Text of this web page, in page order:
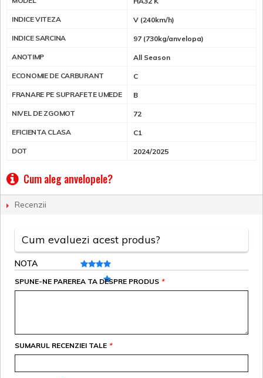
INDICE VITEZA V (240km/h)
INDICE SARCINA 97 (730kg/anvelopa)
ANOTIMP All Season
ECONOMIE DE CARBURANT C
FRANARE PE SUPRAFETE UMEDE B
NIVEL DE ZGOMOT 72
EFICIENTA CLASA C1
DOT 2024/2025
Cum aleg anvelopele?
Recenzii
Cum evaluezi acest produs?
NOTA
*
SPUNE-NE PAREREA TA DESPRE PRODUS
*
SUMARUL RECENZIEI TALE